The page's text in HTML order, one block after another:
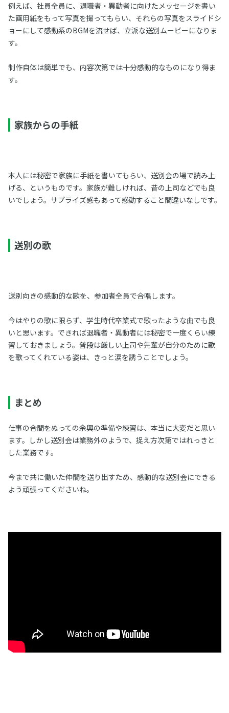
例えば、社員全員に、退職者・異動者に向けたメッセージを書い
た画用紙をもって写真を撮ってもらい、それらの写真をスライドシ
ョーにして感動系のBGMを流せば、立派な送別ムービーになりま
す。
制作自体は簡単でも、内容次第では十分感動的なものになり得ま
す。
家族からの手紙
本人には秘密で家族に手紙を書いてもらい、送別会の場で読み上
げる、というものです。家族が難しければ、昔の上司などでも良
いでしょう。サプライズ感もあって感動すること間違いなしです。
送別の歌
送別向きの感動的な歌を、参加者全員で合唱します。
今はやりの歌に限らず、学生時代卒業式で歌ったような曲でも良
いと思います。できれば退職者・異動者には秘密で一度くらい練
習しておきましょう。普段は厳しい上司や先輩が自分のために歌
を歌ってくれている姿は、きっと涙を誘うことでしょう。
まとめ
仕事の合間をぬっての余興の準備や練習は、本当に大変だと思い
ます。しかし送別会は業務外のようで、捉え方次第ではれっきと
した業務です。
今まで共に働いた仲間を送り出すため、感動的な送別会にできる
よう頑張ってくださいね。